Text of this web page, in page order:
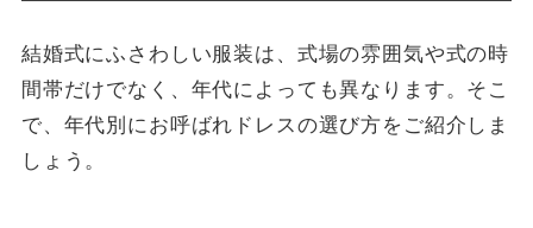
結婚式にふさわしい服装は、式場の雰囲気や式の時
間帯だけでなく、年代によっても異なります。そこ
で、年代別にお呼ばれドレスの選び方をご紹介しま
しょう。